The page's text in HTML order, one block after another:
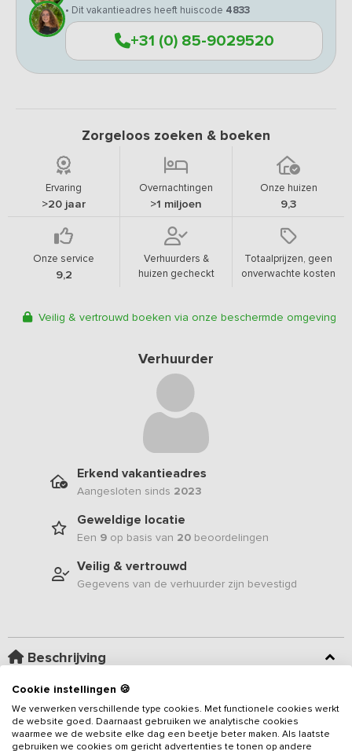
• Dit vakantieadres heeft huiscode 4833
+31 (0) 85-9029520
Zorgeloos zoeken & boeken
Ervaring
>20 jaar
Overnachtingen
>1 miljoen
Onze huizen
9,3
Onze service
9,2
Verhuurders &
huizen gecheckt
Totaalprijzen, geen
onverwachte kosten
Veilig & vertrouwd boeken via onze beschermde omgeving
Verhuurder
Erkend vakantieadres
Aangesloten sinds 2023
Geweldige locatie
Een 9 op basis van 20 beoordelingen
Veilig & vertrouwd
Gegevens van de verhuurder zijn bevestigd
Beschrijving
Deze luxe vakantievilla is gelegen op het prachtige platteland van
Zeeland en niet alleen voorzien van een privé binnenzwembad,
maar ook een finse sauna behoort tot de inrichting! Je viert je
vakantie op slechts enkele minuten van het strand, waarbij je van
Cookie instellingen 🍪
We verwerken verschillende type cookies. Met functionele cookies werkt
de website goed. Daarnaast gebruiken we analytische cookies
waarmee we de website elke dag een beetje beter maken. Als laatste
gebruiken we cookies om gericht advertenties te tonen op andere